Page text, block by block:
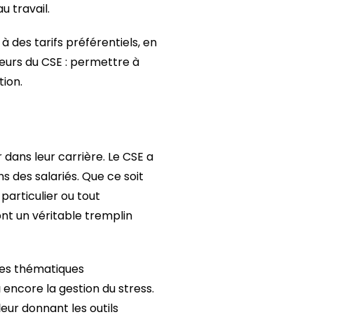
travail.
des tarifs préférentiels, en
du CSE : permettre à
leur carrière. Le CSE a
des salariés. Que ce soit
ou tout
un véritable tremplin
thématiques
la gestion du stress.
donnant les outils